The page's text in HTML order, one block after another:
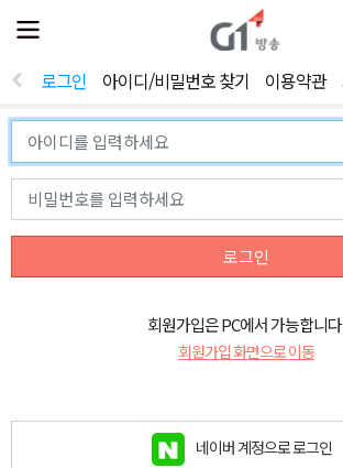
전
체
뉴
열
로그인 아이디/비밀번호 찾기 이용약관
로그인
회원가입은 PC에서 가능합니
회원가입 화면으로 이동
네이버 계정으로 로그인